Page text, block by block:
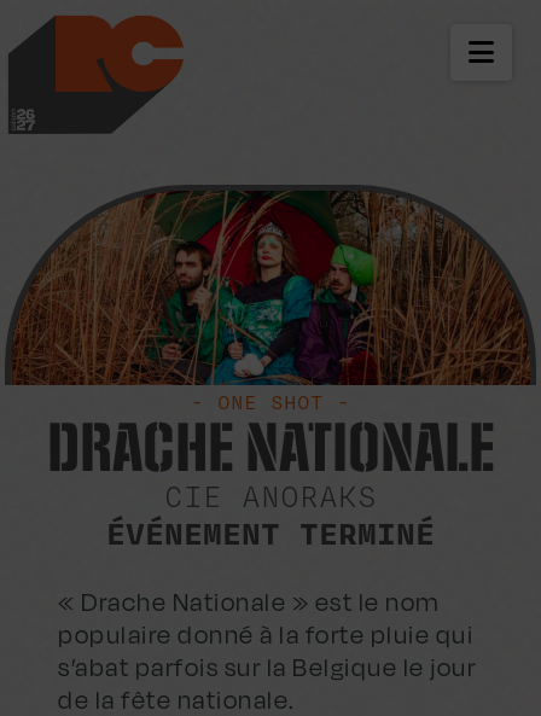
LES RICHES-
- ONE SHOT -
DRACHE NATIONALE
CIE ANORAKS
ÉVÉNEMENT TERMINÉ
« Drache Nationale » est le nom
populaire donné à la forte pluie qui
s’abat parfois sur la Belgique le jour
de la fête nationale.